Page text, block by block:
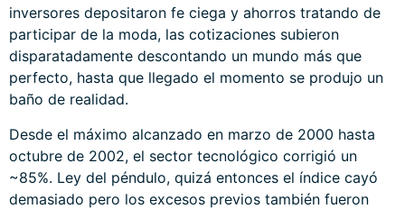
inversores depositaron fe ciega y ahorros tratando de
participar de la moda, las cotizaciones subieron
disparatadamente descontando un mundo más que
perfecto, hasta que llegado el momento se produjo un
baño de realidad.
Desde el máximo alcanzado en marzo de 2000 hasta
octubre de 2002, el sector tecnológico corrigió un
~85%. Ley del péndulo, quizá entonces el índice cayó
demasiado pero los excesos previos también fueron